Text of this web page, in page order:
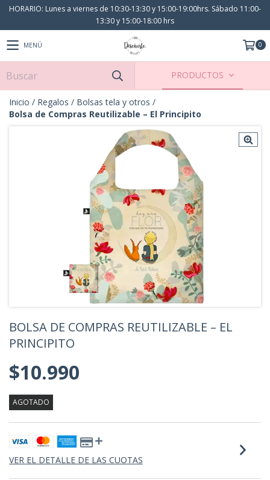
HORARIO: Lunes a viernes de 10:30-13:30 y 15:00-19:00hrs. Sábado 11:00-
13:30 y 15:00-18:00 hrs
MENÚ 0
PRODUCTOS
Inicio / Regalos / Bolsas tela y otros /
Bolsa de Compras Reutilizable – El Principito
BOLSA DE COMPRAS REUTILIZABLE – EL
PRINCIPITO
$10.990
AGOTADO
VER EL DETALLE DE LAS CUOTAS